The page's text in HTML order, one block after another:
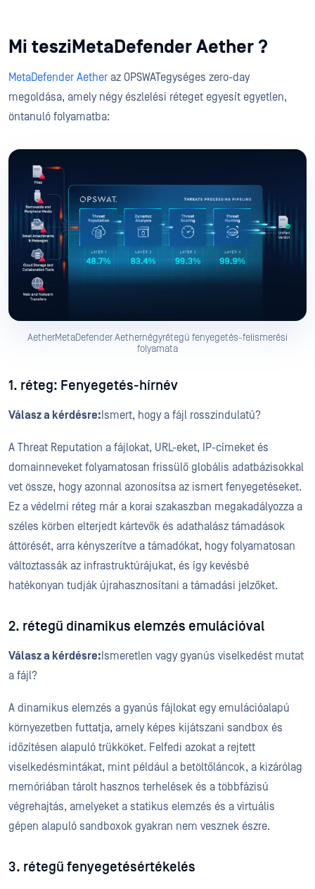
Mi tesziMetaDefender Aether ?
MetaDefender Aether az OPSWATegységes zero-day
megoldása, amely négy észlelési réteget egyesít egyetlen,
öntanuló folyamatba:
AetherMetaDefender Aethernégyrétegű fenyegetés-felismerési
folyamata
1. réteg: Fenyegetés-hírnév
Válasz a kérdésre: Ismert, hogy a fájl rosszindulatú?
A Threat Reputation a fájlokat, URL-eket, IP-címeket és
domainneveket folyamatosan frissülő globális adatbázisokkal
vet össze, hogy azonnal azonosítsa az ismert fenyegetéseket.
Ez a védelmi réteg már a korai szakaszban megakadályozza a
széles körben elterjedt kártevők és adathalász támadások
áttörését, arra kényszerítve a támadókat, hogy folyamatosan
változtassák az infrastruktúrájukat, és így kevésbé
hatékonyan tudják újrahasznosítani a támadási jelzőket.
2. rétegű dinamikus elemzés emulációval
Válasz a kérdésre: Ismeretlen vagy gyanús viselkedést mutat
a fájl?
A dinamikus elemzés a gyanús fájlokat egy emulációalapú
környezetben futtatja, amely képes kijátszani sandbox és
időzítésen alapuló trükköket. Felfedi azokat a rejtett
viselkedésmintákat, mint például a betöltőláncok, a kizárólag
memóriában tárolt hasznos terhelések és a többfázisú
végrehajtás, amelyeket a statikus elemzés és a virtuális
gépen alapuló sandboxok gyakran nem vesznek észre.
3. rétegű fenyegetésértékelés